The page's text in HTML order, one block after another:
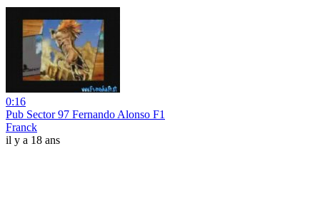
0:16
Pub Sector 97 Fernando Alonso F1
Franck
il y a 18 ans